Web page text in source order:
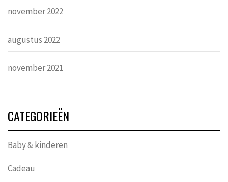
november 2022
augustus 2022
november 2021
CATEGORIEËN
Baby & kinderen
Cadeau